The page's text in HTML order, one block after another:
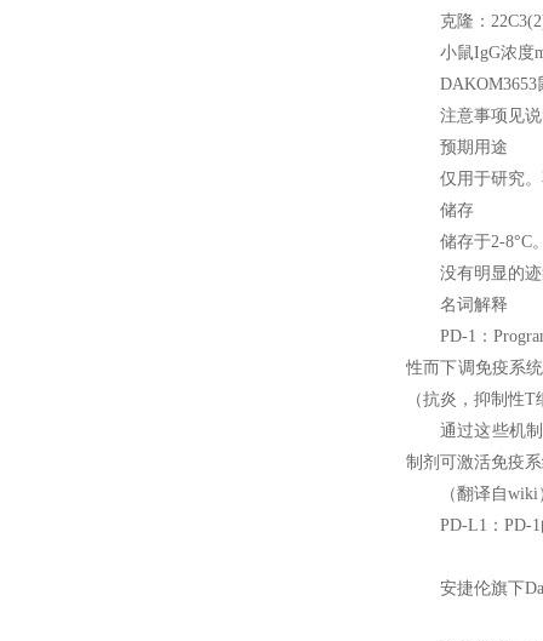
克隆：
小鼠IgG浓度
DAKOM3653
注意事项见
预期用途
仅用于研究
储存
储存于2-8°C
没有明显的
名词解释
PD-1 ：
性而下调免疫系
（抗炎，抑制性
通过这些机
制剂可激活免疫
（翻译自wiki
PD-L1 ：PD-
安捷伦旗下